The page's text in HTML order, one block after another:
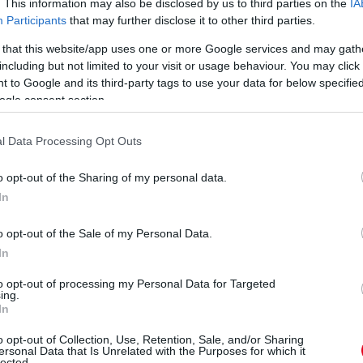
This information may also be disclosed by us to third parties on the
Participants that may further disclose it to other third parties.
that this website/app uses one or more Google services and may
but not limited to your visit or usage behaviour. You may
to Google and its third-party tags to use your data for below
consent section.
Data Processing Opt Outs
opt-out of the Sharing of my personal data.
opt-out of the Sale of my Personal Data.
opt-out of processing my Personal Data for Targeted
opt-out of Collection, Use, Retention, Sale, and/or Sharing
Data that Is Unrelated with the Purposes for which it
így alakul át a WEC-szezon vége
az Endurance-világbajnokság szervezői és az FIA:
helyszínét. Eredetileg Katar és Bahrein adott volna otthont